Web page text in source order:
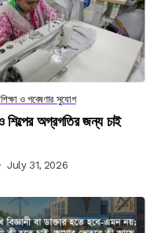
ও গবেষণার সুযোগ
ও শিল্পের অগ্রগতির জন্য চাই
July 31, 2026